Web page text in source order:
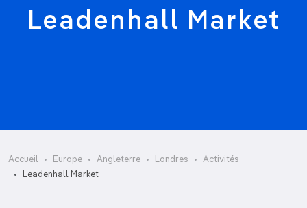
Leadenhall Market
Accueil Europe Angleterre Londres
Activités
Leadenhall Market